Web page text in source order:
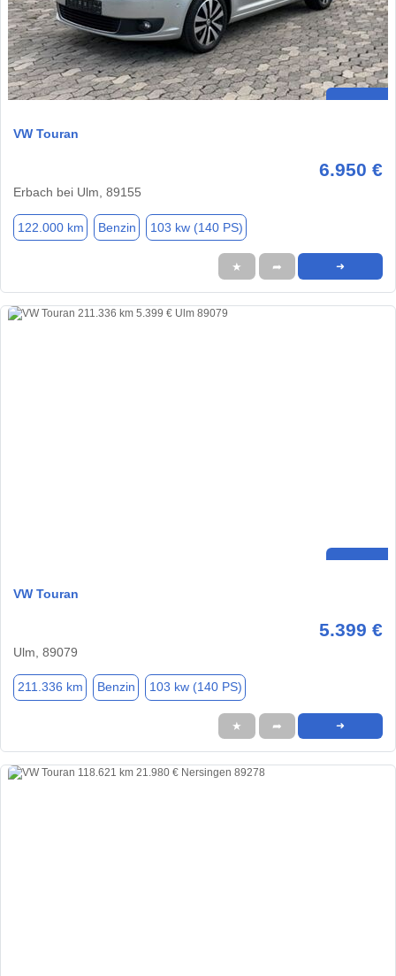
VW Touran
6.950 €
Erbach bei Ulm, 89155
122.000 km Benzin 103 kw (140 PS)
★ ➦ ➜
VW Touran
5.399 €
Ulm, 89079
211.336 km Benzin 103 kw (140 PS)
★ ➦ ➜